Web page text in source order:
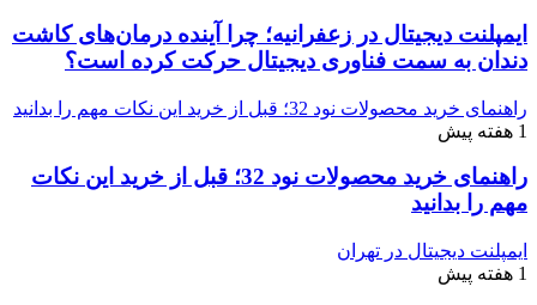
ایمپلنت دیجیتال در زعفرانیه؛ چرا آینده درمان‌های کاشت
دندان به سمت فناوری دیجیتال حرکت کرده است؟
راهنمای خرید محصولات نود 32؛ قبل از خرید این نکات مهم را بدانید
1 هفته پیش
راهنمای خرید محصولات نود 32؛ قبل از خرید این نکات
مهم را بدانید
ایمپلنت دیجیتال در تهران
1 هفته پیش